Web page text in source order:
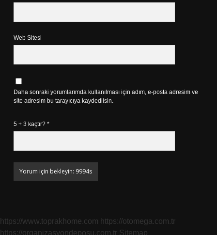
Web Sitesi
Daha sonraki yorumlarımda kullanılması için adım, e-posta adresim ve
site adresim bu tarayıcıya kaydedilsin.
5 + 3 kaçtır? *
https://www.toprakhome.com https://otomega.com.tr
https://organizasyondeposu.com.tr Sitemap